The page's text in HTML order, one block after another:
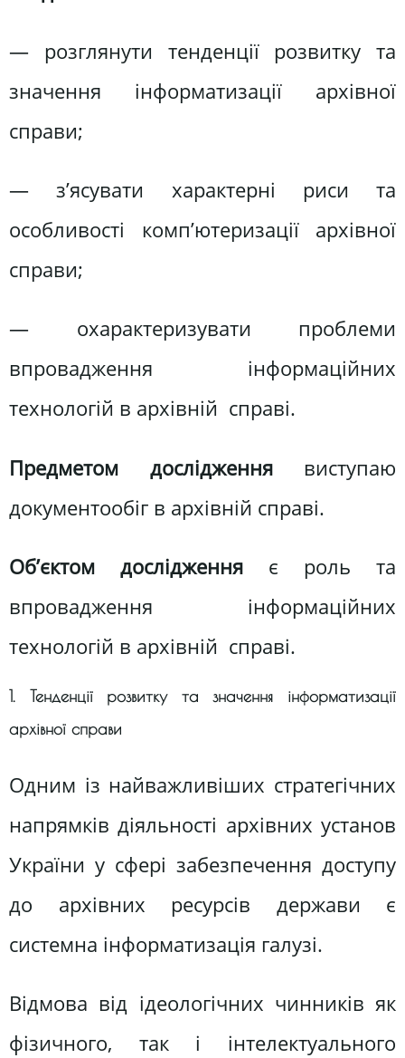
— розглянути тенденції розвитку та
значення інформатизації архівної
справи;
— з’ясувати характерні риси та
особливості комп’ютеризації архівної
справи;
— охарактеризувати проблеми
впровадження інформаційних
технологій в архівній справі.
Предметом дослідженнявиступаю
документообіг в архівній справі.
Об’єктом дослідження є роль та
впровадження інформаційних
технологій в архівній справі.
1. Тенденції розвитку та значення інформатизації
архівної справи
Одним із найважливіших стратегічних
напрямків діяльності архівних установ
України у сфері забезпечення доступу
до архівних ресурсів держави є
системна інформатизація галузі.
Відмова від ідеологічних чинників як
фізичного, так і інтелектуального